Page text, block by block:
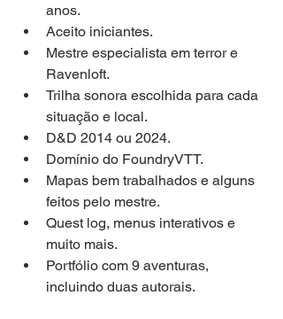
anos.
Aceito iniciantes.
Mestre especialista em terror e
Ravenloft.
Trilha sonora escolhida para cada
situação e local.
D&D 2014 ou 2024.
Domínio do FoundryVTT.
Mapas bem trabalhados e alguns
feitos pelo mestre.
Quest log, menus interativos e
muito mais.
Portfólio com 9 aventuras,
incluindo duas autorais.